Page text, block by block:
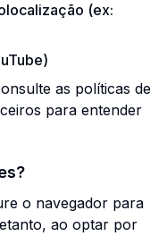
(ex:
as políticas de
para entender
o navegador para
ao optar por